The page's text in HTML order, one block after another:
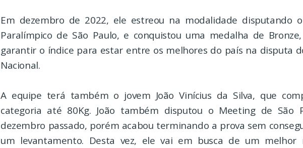
Em dezembro de 2022, ele estreou na modalidade disputando
Paralímpico de São Paulo, e conquistou uma medalha de
garantir o índice para estar entre os melhores do país na disputa
Nacional.
A equipe terá também o jovem João Vinícius da Silva, que
categoria até 80Kg. João também disputou o Meeting de São
dezembro passado, porém acabou terminando a prova sem
um levantamento. Desta vez, ele vai em busca de um melhor